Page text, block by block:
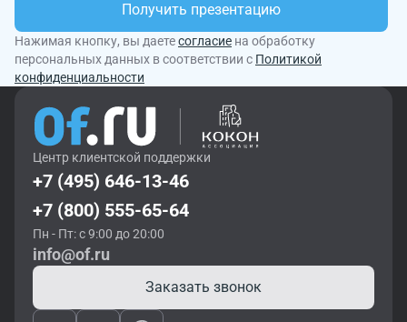
Получить презентацию
Нажимая кнопку, вы даетесогласие на обработку
персональных данных в соответствии с Политикой
конфиденциальности
Центр клиентской поддержки
+7 (495) 646-13-46
+7 (800) 555-65-64
Пн - Пт: с 9:00 до 20:00
info@of.ru
Заказать звонок